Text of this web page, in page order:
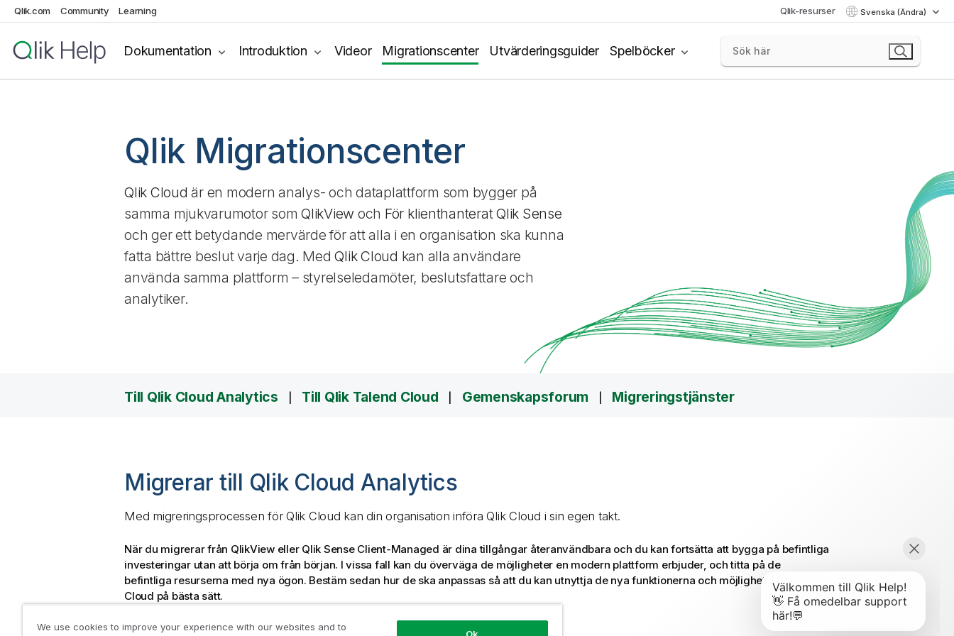
Qlik.com Community Learning Qlik-resurser Svenska (Ändra)
Dokumentation Introduktion Videor Migrationscenter Utvärderingsguider Spelböcker
Qlik Migrationscenter
Qlik Cloud är en modern analys- och dataplattform som bygger på
samma mjukvarumotor som QlikView och För klienthanterat Qlik Sense
och ger ett betydande mervärde för att alla i en organisation ska kunna
fatta bättre beslut varje dag. MedQlik Cloud kan alla användare
använda samma plattform – styrelseledamöter, beslutsfattare och
analytiker.
Till Qlik Cloud Analytics Till Qlik Talend Cloud Gemenskapsforum Migreringstjänster
Migrerar till Qlik Cloud Analytics
Med migreringsprocessen för Qlik Cloud kan din organisation införa Qlik Cloud i sin egen takt.
När du migrerar från QlikVieweller Qlik SenseClient-Managed är dina tillgångar återanvändbara och du kan fortsätta att bygga på befintliga
investeringar utan att börja om från början. I vissa fall kan du överväga de möjligheter en modern plattform erbjuder, och titta på de
befintliga resurserna med nya ögon. Bestäm sedan hur de ska anpassas så att du kan utnyttja de nya funktionerna och möjligheterna i
Cloud på bästa sätt.
We use cookies to improve your experience with our websites and to